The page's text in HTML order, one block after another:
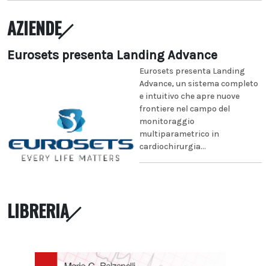
AZIENDE
Eurosets presenta Landing Advance
Eurosets presenta Landing
Advance, un sistema completo
e intuitivo che apre nuove
frontiere nel campo del
monitoraggio
multiparametrico in
cardiochirurgia...
LIBRERIA